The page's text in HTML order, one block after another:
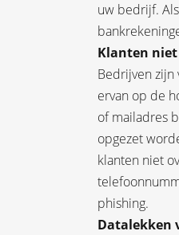
uw bedrijf.
Klanten
Bedrijven
ervan op de
of mailadres
opgezet
klanten niet
phishing.
Datalekken